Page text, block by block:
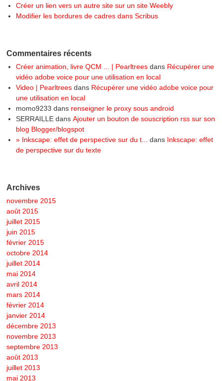
Créer un lien vers un autre site sur un site Weebly
Modifier les bordures de cadres dans Scribus
Commentaires récents
Créer animation, livre QCM ... | Pearltreesdans Récupérer une
vidéo adobe voice pour une utilisation en local
Video | Pearltreesdans Récupérer une vidéo adobe voice pour
une utilisation en local
momo9233 dans renseigner le proxy sous android
SERRAILLEdans Ajouter un bouton de souscription rss sur son
blog Blogger/blogspot
» Inkscape: effet de perspective sur du t... dans Inkscape: effet
de perspective sur du texte
Archives
novembre 2015
août 2015
juillet 2015
juin 2015
février 2015
octobre 2014
juillet 2014
mai 2014
avril 2014
mars 2014
février 2014
janvier 2014
décembre 2013
novembre 2013
septembre 2013
août 2013
juillet 2013
mai 2013